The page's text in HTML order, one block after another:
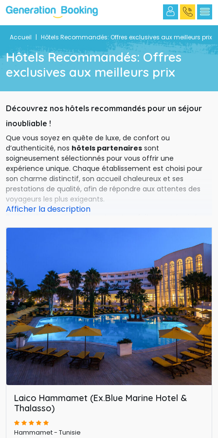
Accueil | Hôtels Recommandés: Offres exclusives aux meilleurs prix
Hôtels Recommandés: Offres
exclusives aux meilleurs prix
Découvrez nos hôtels recommandés pour un séjour
inoubliable !
Que vous soyez en quête de luxe, de confort ou
d’authenticité, nos hôtels partenaires sont
soigneusement sélectionnés pour vous offrir une
expérience unique. Chaque établissement est choisi pour
son charme distinctif, son accueil chaleureux et ses
prestations de qualité, afin de répondre aux attentes des
voyageurs les plus exigeants.
d’un service impeccable et d’un cadre enchanteur, que ce
vibrantes. Nos recommandations sont pensées pour vous
garantir un séjour sans souci, où chaque détail est pris en
compte pour votre confort et votre satisfaction.
Laissez-vous guider par notre expertise et transformez
votre voyage en un moment de pur bonheur. Que ce soit
pour une escapade romantique, des vacances en famille
ou un voyage d'affaires, nous avons l’hôtel idéal pour vous.
Réservez dès maintenant et vivez des instants magiques
qui resteront gravés dans vos souvenirs !
Laico Hammamet (Ex.Blue Marine Hotel &
Thalasso)
Hammamet - Tunisie